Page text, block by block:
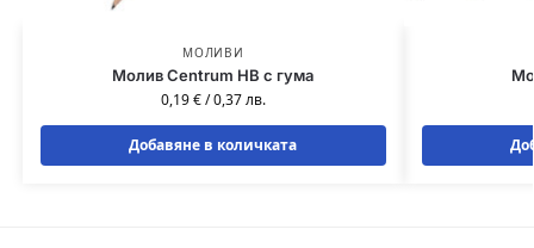
МОЛИВИ
Молив Centrum HB с гума
0,19€/0,37лв.
Добавяне в количката